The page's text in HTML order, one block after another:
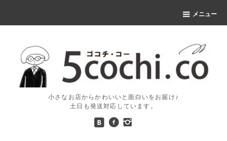
メニュー
小さなお店からかわいいと面白いをお届け♪
土日も発送対応しています。